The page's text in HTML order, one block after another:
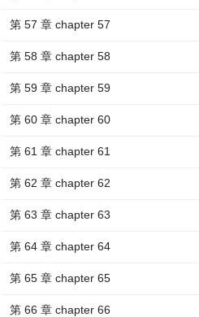
第 57 章 chapter 57
第 58 章 chapter 58
第 59 章 chapter 59
第 60 章 chapter 60
第 61 章 chapter 61
第 62 章 chapter 62
第 63 章 chapter 63
第 64 章 chapter 64
第 65 章 chapter 65
第 66 章 chapter 66